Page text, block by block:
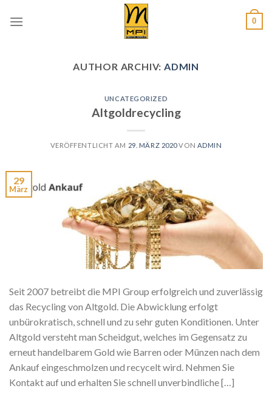
0
AUTHOR ARCHIV: ADMIN
UNCATEGORIZED
Altgoldrecycling
VERÖFFENTLICHT AM 29. MÄRZ 2020VON ADMIN
29
März
Seit 2007 betreibt die MPI Group erfolgreich und zuverlässig
das Recycling von Altgold. Die Abwicklung erfolgt
unbürokratisch, schnell und zu sehr guten Konditionen. Unter
Altgold versteht man Scheidgut, welches im Gegensatz zu
erneut handelbarem Gold wie Barren oder Münzen nach dem
Ankauf eingeschmolzen und recycelt wird. Nehmen Sie
Kontakt auf und erhalten Sie schnell unverbindliche […]